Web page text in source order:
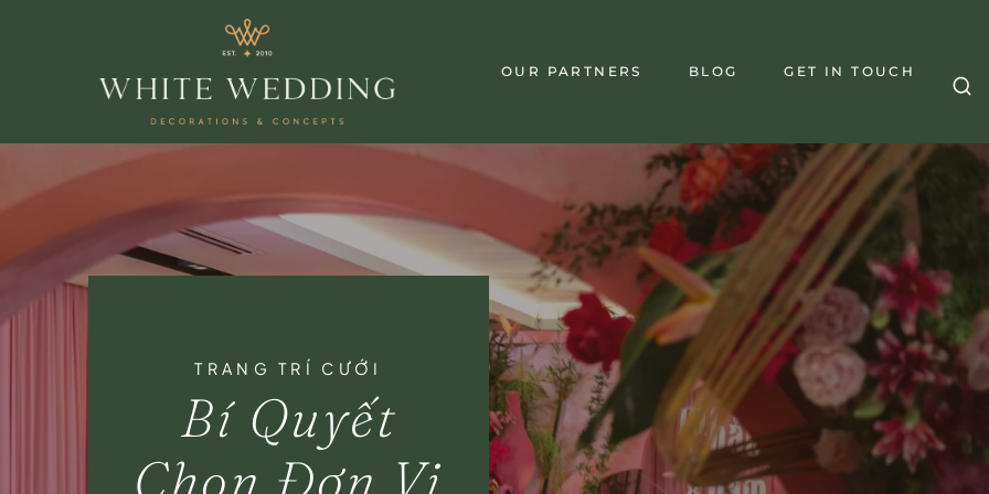
OUR PARTNERS BLOG GET IN TOUCH
TRANG TRÍ CƯỚI
Bí Quyết
Chọn Đơn Vị